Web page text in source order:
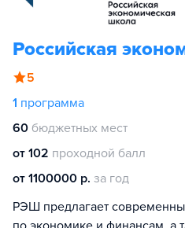
Российская
5
1 программа
60 бюджетных мест
от 102 проходной балл
от 1100000 р. за год
РЭШ предлагает